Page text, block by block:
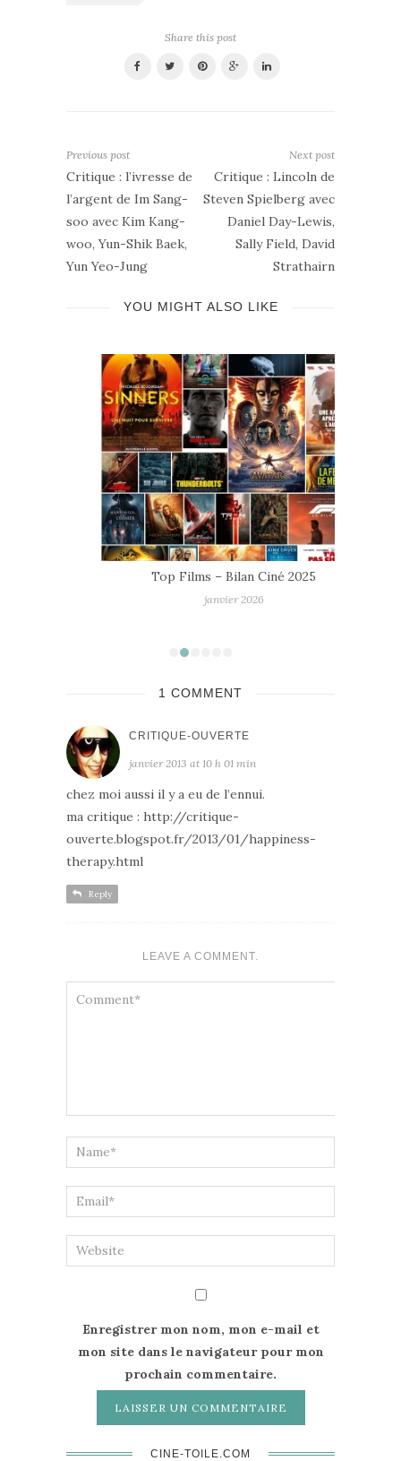
Share this post
Previous post
Critique : l’ivresse de
l’argent de Im Sang-
soo avec Kim Kang-
woo, Yun-Shik Baek,
Yun Yeo-Jung
Next post
Critique : Lincoln de
Steven Spielberg avec
Daniel Day-Lewis,
Sally Field, David
Strathairn
YOU MIGHT ALSO LIKE
Top Films – Bilan Ciné 2025
janvier 2026
1 COMMENT
CRITIQUE-OUVERTE
janvier 2013 at 10 h 01 min
chez moi aussi il y a eu de l’ennui.
ma critique : http://critique-
ouverte.blogspot.fr/2013/01/happiness-
therapy.html
Reply
LEAVE A COMMENT.
Enregistrer mon nom, mon e-mail et
mon site dans le navigateur pour mon
prochain commentaire.
CINE-TOILE.COM